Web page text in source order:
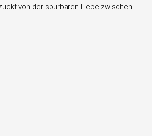
von der spürbaren Liebe zwischen